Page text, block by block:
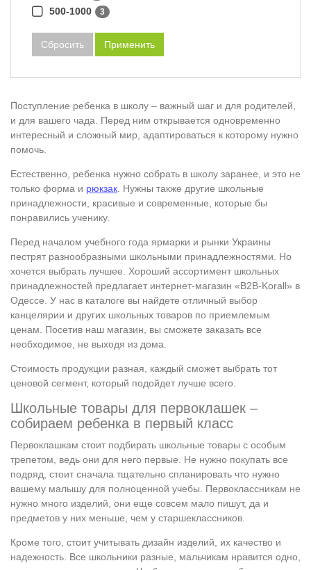
500-1000 3
Сбросить Применить
Поступление ребенка в школу – важный шаг и для родителей,
и для вашего чада. Перед ним открывается одновременно
интересный и сложный мир, адаптироваться к которому нужно
помочь.
Естественно, ребенка нужно собрать в школу заранее, и это не
только форма и рюкзак . Нужны также другие школьные
принадлежности, красивые и современные, которые бы
понравились ученику.
Перед началом учебного года ярмарки и рынки Украины
пестрят разнообразными школьными принадлежностями. Но
хочется выбрать лучшее. Хороший ассортимент школьных
принадлежностей предлагает интернет-магазин «B2B-Korall» в
Одессе. У нас в каталоге вы найдете отличный выбор
канцелярии и других школьных товаров по приемлемым
ценам. Посетив наш магазин, вы сможете заказать все
необходимое, не выходя из дома.
Стоимость продукции разная, каждый сможет выбрать тот
ценовой сегмент, который подойдет лучше всего.
Школьные товары для первоклашек –
собираем ребенка в первый класс
Первоклашкам стоит подбирать школьные товары с особым
трепетом, ведь они для него первые. Не нужно покупать все
подряд, стоит сначала тщательно спланировать что нужно
вашему малышу для полноценной учебы. Первоклассникам не
нужно много изделий, они еще совсем мало пишут, да и
предметов у них меньше, чем у старшеклассников.
Кроме того, стоит учитывать дизайн изделий, их качество и
надежность. Все школьники разные, мальчикам нравится одно,